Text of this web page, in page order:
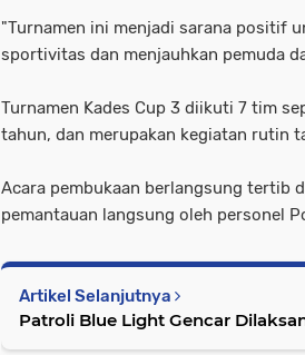
"Turnamen ini menjadi sarana positif
sportivitas dan menjauhkan pemuda
Turnamen Kades Cup 3 diikuti 7 tim
tahun, dan merupakan kegiatan rutin
Acara pembukaan berlangsung tertib
pemantauan langsung oleh personel
Artikel Selanjutnya
Patroli Blue Light Gencar